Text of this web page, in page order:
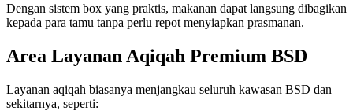
Dengan sistem box yang praktis, makanan dapat langsung dibagikan
kepada para tamu tanpa perlu repot menyiapkan prasmanan.
Area Layanan Aqiqah Premium BSD
Layanan aqiqah biasanya menjangkau seluruh kawasan BSD dan
sekitarnya, seperti: